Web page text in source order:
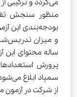
می‌گردد و
و
ساله محتوای
پرورش
از شرکت در آزمون